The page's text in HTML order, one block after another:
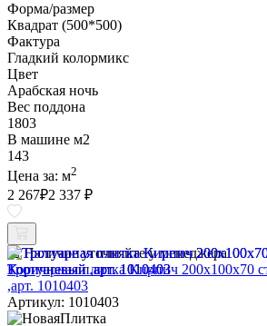
Форма/размер
Квадрат (500*500)
Фактура
Гладкий колормикс
Цвет
Арабская ночь
Вес поддона
1803
В машине м2
143
Цена за: м2
2 267₽2 337 ₽
Наличие уточняйте у менеджера
Тротуарная плитка Кирпич 200х100х70
,арт. 1010403
Артикул: 1010403